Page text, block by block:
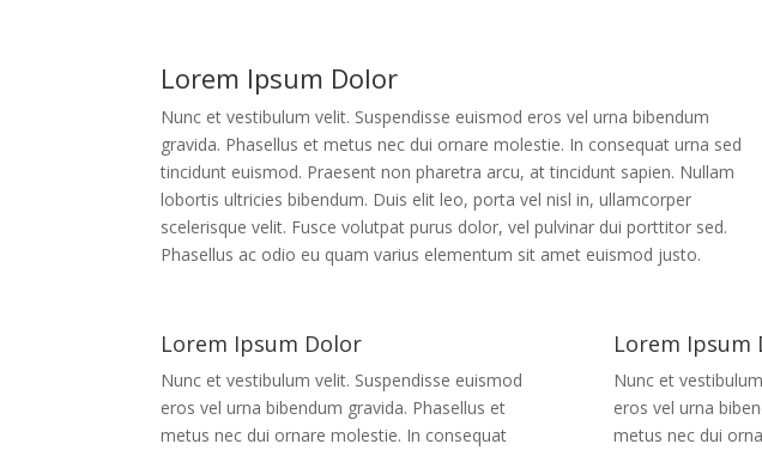
Lorem Ipsum Dolor
Nunc et vestibulum velit. Suspendisse euismod eros vel urna bibendum
gravida. Phasellus et metus nec dui ornare molestie. In consequat urna sed
tincidunt euismod. Praesent non pharetra arcu, at tincidunt sapien. Nullam
lobortis ultricies bibendum. Duis elit leo, porta vel nisl in, ullamcorper
scelerisque velit. Fusce volutpat purus dolor, vel pulvinar dui porttitor sed.
Phasellus ac odio eu quam varius elementum sit amet euismod justo.
Lorem Ipsum Dolor
Nunc et vestibulum velit. Suspendisse euismod
eros vel urna bibendum gravida. Phasellus et
metus nec dui ornare molestie. In consequat
Lorem Ipsum
Nunc et
eros vel urna
metus nec dui